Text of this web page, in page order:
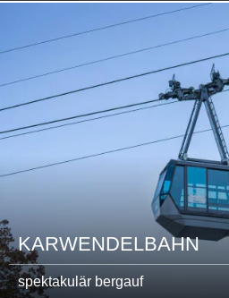
KARWENDELBAHN
spektakulär bergauf
mehr